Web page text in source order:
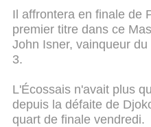
Il affrontera en finale de
premier titre dans ce
John Isner, vainqueur
3.
L'Écossais n'avait plus
depuis la défaite de
quart de finale vendredi.